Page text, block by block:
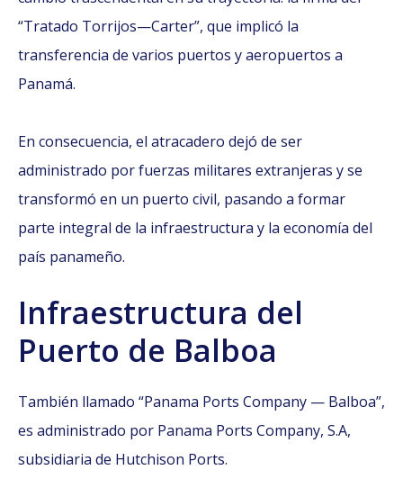
“Tratado Torrijos—Carter”, que implicó la
transferencia de varios puertos y aeropuertos a
Panamá.
En consecuencia, el atracadero dejó de ser
administrado por fuerzas militares extranjeras y se
transformó en un puerto civil, pasando a formar
parte integral de la infraestructura y la economía del
país panameño.
Infraestructura del
Puerto de Balboa
También llamado “Panama Ports Company — Balboa”,
es administrado por Panama Ports Company, S.A,
subsidiaria de Hutchison Ports.